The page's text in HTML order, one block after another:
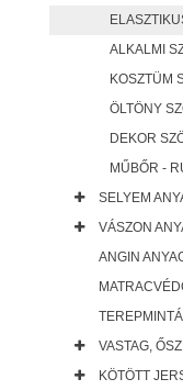
ALKALMI
KOSZTÜM
ÖLTÖNY
DEKOR
MŰBŐR -
SELYEM
VÁSZON
ANGIN
VASTAG,
KÖTÖTT